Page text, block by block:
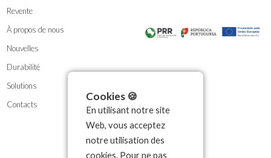
Cookies 🍪
En utilisant notre site
Web, vous acceptez
notre utilisation des
cookies. Pour ne pas
Revente
À propos de nous
Nouvelles
Durabilité
Solutions
Contacts